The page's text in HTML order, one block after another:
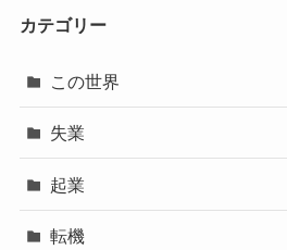
カテゴリー
この世界
失業
起業
転機